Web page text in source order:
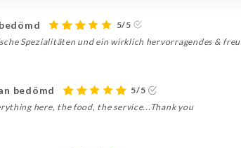
5/5
Spezialitäten und ein wirklich hervorragendes &
bedömd
5/5
here, the food, the service...Thank you